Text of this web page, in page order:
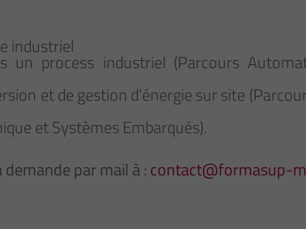
industriel
process industriel (Parcours
et de gestion d’énergie sur site
et Systèmes Embarqués).
par mail à :contact@formasup-